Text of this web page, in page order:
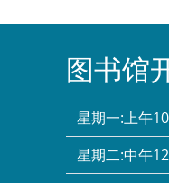
图书馆
星期一:上午
星期二:中午